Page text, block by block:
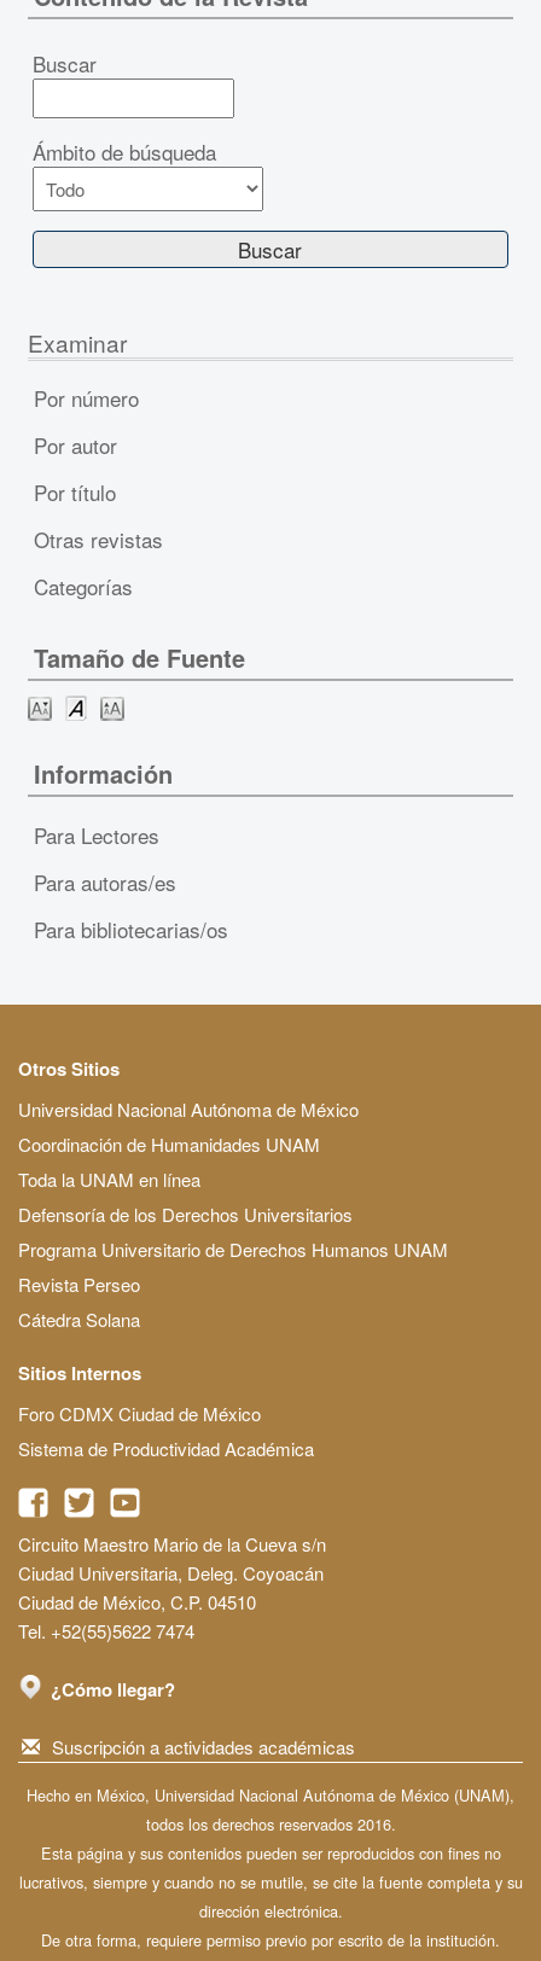
Buscar
Ámbito de búsqueda
Examinar
Por número
Por autor
Por título
Otras revistas
Categorías
Tamaño de Fuente
Información
Para Lectores
Para autoras/es
Para bibliotecarias/os
Otros Sitios
Universidad Nacional Autónoma de México
Coordinación de Humanidades UNAM
Toda la UNAM en línea
Defensoría de los Derechos Universitarios
Programa Universitario de Derechos Humanos UNAM
Revista Perseo
Cátedra Solana
Sitios Internos
Foro CDMX Ciudad de México
Sistema de Productividad Académica
Circuito Maestro Mario de la Cueva s/n
Ciudad Universitaria, Deleg. Coyoacán
Ciudad de México, C.P. 04510
Tel. +52(55)5622 7474
¿Cómo llegar?
Suscripción a actividades académicas
Hecho en México, Universidad Nacional Autónoma de México (UNAM),
todos los derechos reservados 2016.
Esta página y sus contenidos pueden ser reproducidos con fines no
lucrativos, siempre y cuando no se mutile, se cite la fuente completa y su
dirección electrónica.
De otra forma, requiere permiso previo por escrito de la institución.